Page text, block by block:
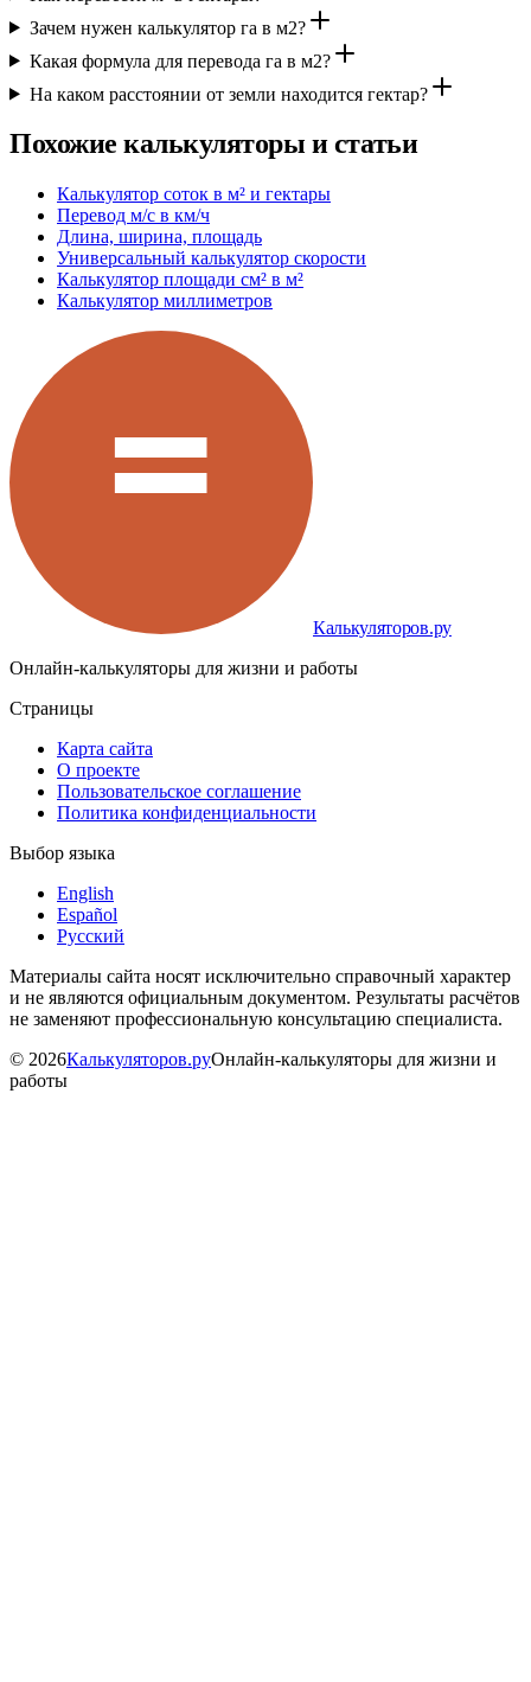
Зачем нужен калькулятор га в м2?
Какая формула для перевода га в м2?
На каком расстоянии от земли находится гектар?
Похожие калькуляторы и статьи
Калькулятор соток в м² и гектары
Перевод м/с в км/ч
Длина, ширина, площадь
Универсальный калькулятор скорости
Калькулятор площади см² в м²
Калькулятор миллиметров
Калькуляторов.ру
Онлайн-калькуляторы для жизни и работы
Страницы
Карта сайта
О проекте
Пользовательское соглашение
Политика конфиденциальности
Выбор языка
English
Español
Русский
Материалы сайта носят исключительно справочный характер
и не являются официальным документом. Результаты расчётов
не заменяют профессиональную консультацию специалиста.
© 2026Калькуляторов.руОнлайн-калькуляторы для жизни и
работы